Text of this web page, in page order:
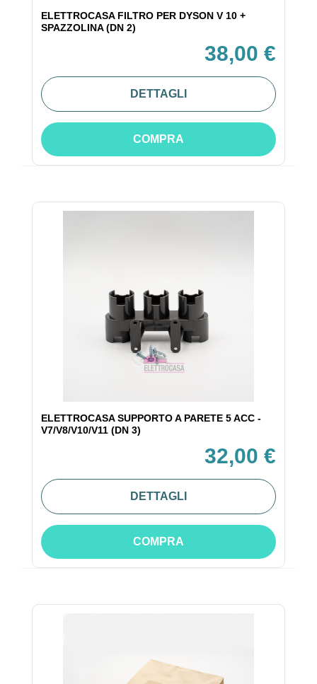
ELETTROCASA FILTRO PER DYSON V 10 +
SPAZZOLINA (DN 2)
38,00 €
DETTAGLI
COMPRA
ELETTROCASA SUPPORTO A PARETE 5 ACC -
V7/V8/V10/V11 (DN 3)
32,00 €
DETTAGLI
COMPRA